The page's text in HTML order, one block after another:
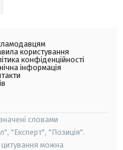
користування
конфіденційності
інформація
словами
"Експерт", "Позиція".
можна